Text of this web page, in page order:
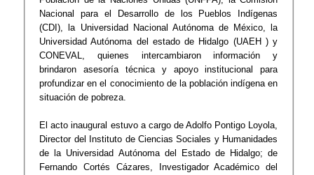
Nacional para el Desarrollo de los Pueblos Indígenas
(CDI), la Universidad Nacional Autónoma de México, la
Universidad Autónoma del estado de Hidalgo (UAEH ) y
CONEVAL, quienes intercambiaron información y
brindaron asesoría técnica y apoyo institucional para
profundizar en el conocimiento de la población indígena en
situación de pobreza.
El acto inaugural estuvo a cargo de Adolfo Pontigo Loyola,
Director del Instituto de Ciencias Sociales y Humanidades
de la Universidad Autónoma del Estado de Hidalgo; de
Fernando Cortés Cázares, Investigador Académico del